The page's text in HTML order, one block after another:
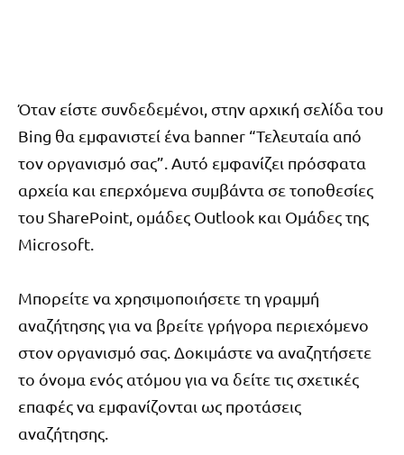
Όταν είστε συνδεδεμένοι, στην αρχική σελίδα του
Bing θα εμφανιστεί ένα banner “Τελευταία από
τον οργανισμό σας”. Αυτό εμφανίζει πρόσφατα
αρχεία και επερχόμενα συμβάντα σε τοποθεσίες
του SharePoint, ομάδες Outlook και Ομάδες της
Microsoft.
Μπορείτε να χρησιμοποιήσετε τη γραμμή
αναζήτησης για να βρείτε γρήγορα περιεχόμενο
στον οργανισμό σας. Δοκιμάστε να αναζητήσετε
το όνομα ενός ατόμου για να δείτε τις σχετικές
επαφές να εμφανίζονται ως προτάσεις
αναζήτησης.